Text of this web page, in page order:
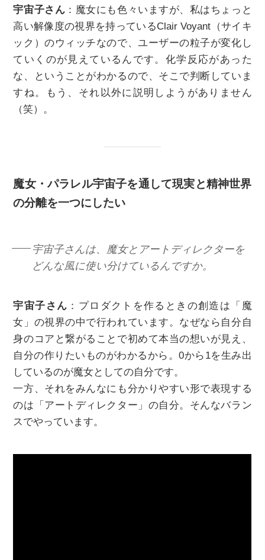
宇宙子さん ：魔女にも色々いますが、私はちょっと
高い解像度の視界を持っているClair Voyant（サイキ
ック）のウィッチなので、ユーザーの粒子が変化し
ていくのが見えているんです。化学反応があった
な、ということがわかるので、そこで判断していま
すね。もう、それ以外に説明しようがありません
（笑）。
魔女・パラレル宇宙子を通して現実と精神世界
の分離を一つにしたい
宇宙子さんは、魔女とアートディレクターを
どんな風に使い分けているんですか。
宇宙子さん ：プロダクトを作るときの創造は「魔
女」の視界の中で行われています。なぜなら自分自
身のコアと繋がることで初めて本当の想いが見え、
自分の作りたいものがわかるから。0から1を生み出
しているのが魔女としての自分です。
一方、それをみんなにも分かりやすい形で表現する
のは「アートディレクター」の自分。そんなバラン
スでやっています。